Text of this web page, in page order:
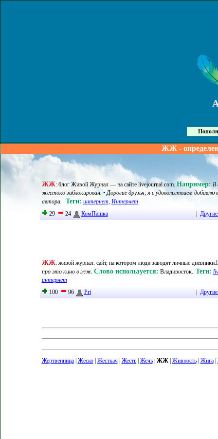
ЖЖ -
ЖЖ: блог Живой Журнал — на сайте livejournal.com. Например: В
жестоко заблокирован. • Дорогие друзья, я с удовольствием
автора.
Теги: интернет, Интернет
29
24 КомПашка
ЖЖ: живой журнал. сайт, на котором люди заводят личные
про это кино в жж. Слово используется: Владивосток. Теги:
интернет
100
96 Pri
Жертвенница| Жёско| Жесткач| Жесть| Жечь| ЖЖ| Живность| Жига|